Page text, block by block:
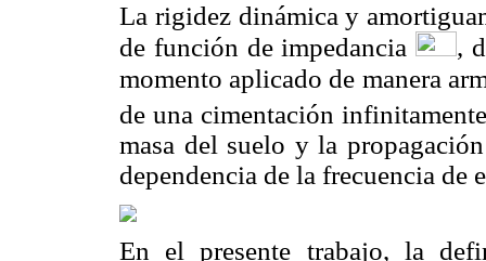
La rigidez dinámica y
de función de impedancia
,
momento aplicado de manera
de una cimentación
masa del suelo y la
dependencia de la frecuencia de
En el presente trabajo, la